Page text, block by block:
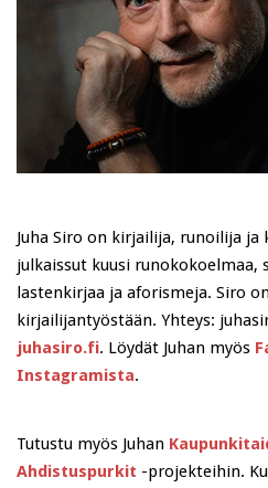
Juha Siro on kirjailija, runoilija
julkaissut kuusi runokokoelmaa,
lastenkirjaa ja aforismeja. Siro
kirjailijantyöstään. Yhteys:
juhasiro.fi. Löydät Juhan myös
Instagramista.
Tutustu myös Juhan
Ahdistuspurkit -projekteihin.